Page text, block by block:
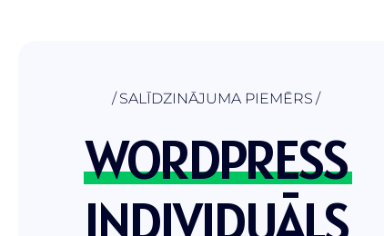
SALĪDZINĀJUMA PIEMĒRS
WORDPRESS
INDIVIDUĀLS